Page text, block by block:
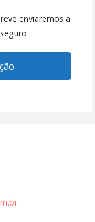
enviaremos a